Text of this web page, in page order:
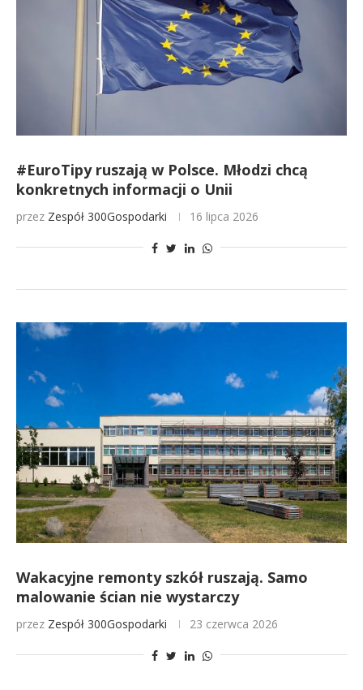
#EuroTipy ruszają w Polsce. Młodzi chcą
konkretnych informacji o Unii
przez Zespół 300Gospodarki 16 lipca 2026
Wakacyjne remonty szkół ruszają. Samo
malowanie ścian nie wystarczy
przez Zespół 300Gospodarki 23 czerwca 2026